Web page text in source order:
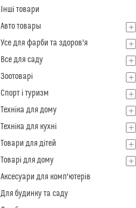
Інші товари
Авто товары
Усе для фарби та здоров'я
Все для саду
Зоотоварі
Спорт і туризм
Техніка для дому
Техніка для кухні
Товари для дітей
Товарі для дому
Аксесуари для комп'ютерів
Для будинку та саду